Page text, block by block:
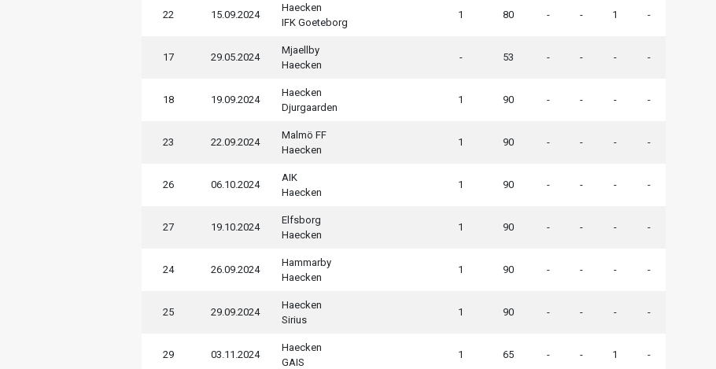
22 15.09.2024
Haecken
IFK Goeteborg
1 80 - - 1 -
17 29.05.2024
Mjaellby
Haecken
- 53 - - - -
18 19.09.2024
Haecken
Djurgaarden
1 90 - - - -
23 22.09.2024
Malmö FF
Haecken
1 90 - - - -
26 06.10.2024
AIK
Haecken
1 90 - - - -
27 19.10.2024
Elfsborg
Haecken
1 90 - - - -
24 26.09.2024
Hammarby
Haecken
1 90 - - - -
25 29.09.2024
Haecken
Sirius
1 90 - - - -
29 03.11.2024
Haecken
GAIS
1 65 - - 1 -